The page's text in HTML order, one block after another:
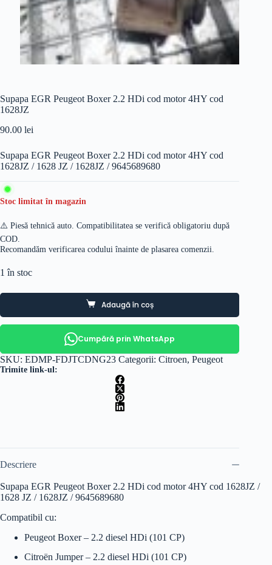
Supapa EGR Peugeot Boxer 2.2 HDi cod motor 4HY cod
1628JZ
90.00 lei
Supapa EGR Peugeot Boxer 2.2 HDi cod motor 4HY cod
1628JZ / 1628 JZ / 1628JZ / 9645689680
Stoc limitat în magazin
⚠️ Piesă tehnică auto. Compatibilitatea se verifică obligatoriu după
COD.
Recomandăm verificarea codului înainte de plasarea comenzii.
1 în stoc
Adaugă în coș
Cumpără prin WhatsApp
SKU: EDMP-FDJTCDNG23 Categorii: Citroen, Peugeot
Trimite link-ul:
Descriere
Supapa EGR Peugeot Boxer 2.2 HDi cod motor 4HY cod 1628JZ /
1628 JZ / 1628JZ / 9645689680
Compatibil cu:
Peugeot Boxer – 2.2 diesel HDi (101 CP)
Citroën Jumper – 2.2 diesel HDi (101 CP)